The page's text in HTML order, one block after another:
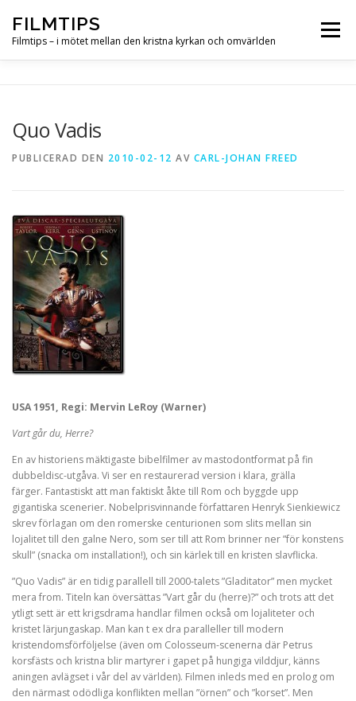
innehåll
FILMTIPS
Filmtips – i mötet mellan den kristna kyrkan och omvärlden
Meny
Quo Vadis
PUBLICERAD DEN 2010-02-12 AV CARL-JOHAN FREED
USA 1951, Regi: Mervin LeRoy (Warner)
Vart går du, Herre?
En av historiens mäktigaste bibelfilmer av mastodontformat på fin
dubbeldisc-utgåva. Vi ser en restaurerad version i klara, grälla
färger. Fantastiskt att man faktiskt åkte till Rom och byggde upp
gigantiska scenerier. Nobelprisvinnande författaren Henryk Sienkiewicz
skrev förlagan om den romerske centurionen som slits mellan sin
lojalitet till den galne Nero, som ser till att Rom brinner ner ”för konstens
skull” (snacka om installation!), och sin kärlek till en kristen slavflicka.
”Quo Vadis” är en tidig parallell till 2000-talets ”Gladitator” men mycket
mera from. Titeln kan översättas ”Vart går du (herre)?” och trots att det
ytligt sett är ett krigsdrama handlar filmen också om lojaliteter och
kristet lärjungaskap. Man kan t ex dra paralleller till modern
kristendomsförföljelse (även om Colosseum-scenerna där Petrus
korsfästs och kristna blir martyrer i gapet på hungiga vilddjur, känns
aningen avlägset i vår del av världen). Filmen inleds med en prolog om
den närmast odödliga konflikten mellan ”örnen” och ”korset”. Men